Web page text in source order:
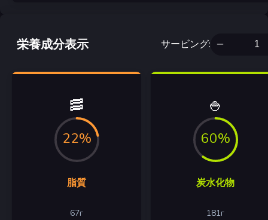
栄養成分表示 サービング:
🥓
22%
脂質
67г
🍚
60%
炭水化物
181г